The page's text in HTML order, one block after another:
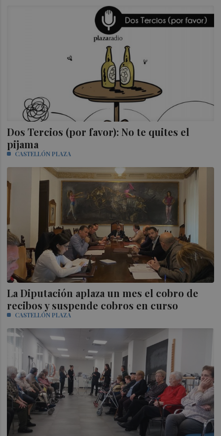
Dos Tercios (por favor): No te quites el
pijama
CASTELLÓN PLAZA
La Diputación aplaza un mes el cobro de
recibos y suspende cobros en curso
CASTELLÓN PLAZA